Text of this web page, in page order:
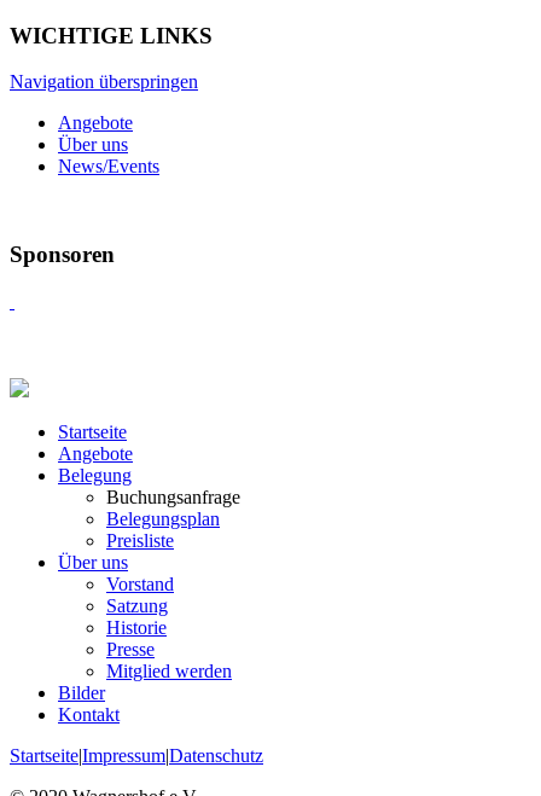
WICHTIGE LINKS
Navigation überspringen
Angebote
Über uns
News/Events
Sponsoren
Startseite
Angebote
Belegung
Buchungsanfrage
Belegungsplan
Preisliste
Über uns
Vorstand
Satzung
Historie
Presse
Mitglied werden
Bilder
Kontakt
Startseite|Impressum|Datenschutz